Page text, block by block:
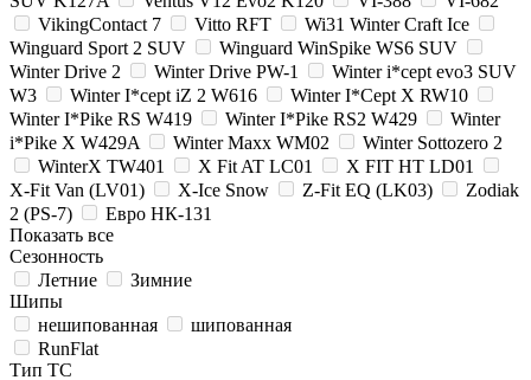
VikingContact 7
Vitto RFT
Wi31 Winter Craft Ice
Winguard Sport 2 SUV
Winguard WinSpike WS6 SUV
Winter Drive 2
Winter Drive PW-1
Winter i*cept evo3 SUV
W3
Winter I*cept iZ 2 W616
Winter I*Cept X RW10
Winter I*Pike RS W419
Winter I*Pike RS2 W429
Winter
i*Pike X W429A
Winter Maxx WM02
Winter Sottozero 2
WinterX TW401
X Fit AT LC01
X FIT HT LD01
X-Fit Van (LV01)
X-Ice Snow Z-Fit EQ (LK03)
Zodiak
2 (PS-7)
Евро НК-131
Показать все
Сезонность
Летние
Зимние
Шипы
нешипованная
шипованная
RunFlat
Тип ТС